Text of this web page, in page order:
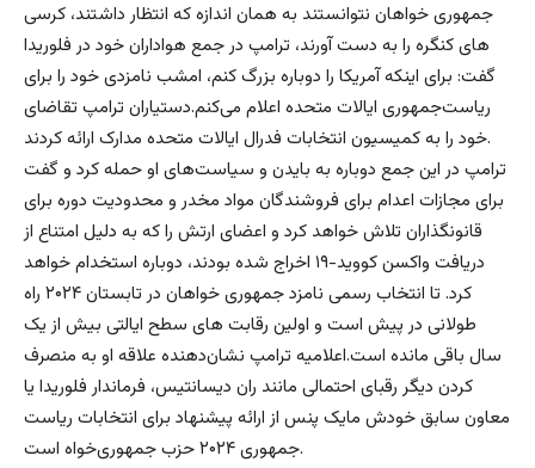
جمهوری خواهان نتوانستند به همان اندازه که انتظار داشتند، کرسی
های کنگره را به دست آورند، ترامپ در جمع هواداران خود در فلوریدا
گفت: برای اینکه آمریکا را دوباره بزرگ کنم، امشب نامزدی خود را برای
ریاست‌جمهوری ایالات متحده اعلام می‌کنم.دستیاران ترامپ تقاضای
خود را به کمیسیون انتخابات فدرال ایالات متحده مدارک ارائه کردند.
ترامپ در این جمع دوباره به بایدن و سیاست‌های او حمله کرد و گفت
برای مجازات اعدام برای فروشندگان مواد مخدر و محدودیت دوره برای
قانونگذاران تلاش خواهد کرد و اعضای ارتش را که به دلیل امتناع از
دریافت واکسن کووید-۱۹ اخراج شده بودند، دوباره استخدام خواهد
کرد. تا انتخاب رسمی نامزد جمهوری خواهان در تابستان ۲۰۲۴ راه
طولانی در پیش است و اولین رقابت های سطح ایالتی بیش از یک
سال باقی مانده است.اعلامیه ترامپ نشان‌دهنده علاقه او به منصرف
کردن دیگر رقبای احتمالی مانند ران دیسانتیس، فرماندار فلوریدا یا
معاون سابق خودش مایک پنس از ارائه پیشنهاد برای انتخابات ریاست
جمهوری ۲۰۲۴ حزب جمهوری‌خواه است.